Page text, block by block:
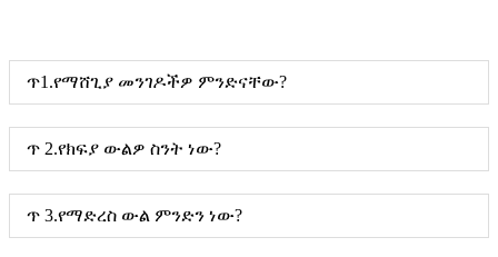
ጥ1.የማሸጊያ መንገዶችዎ ምንድናቸው?
ጥ 2.የክፍያ ውልዎ ስንት ነው?
ጥ 3.የማድረስ ውል ምንድን ነው?